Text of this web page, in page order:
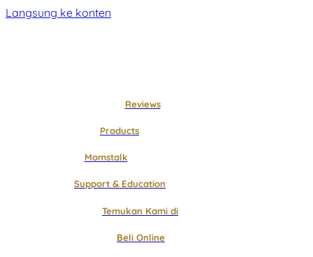
Langsung ke konten
Reviews
Products
Momstalk
Support & Education
Temukan Kami di
Beli Online